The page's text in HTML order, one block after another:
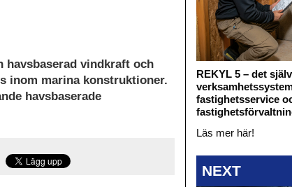
havsbaserad vindkraft och
inom marina konstruktioner.
havsbaserade
REKYL 5 – det
fastighetsservice
Läs mer här!
NEXT